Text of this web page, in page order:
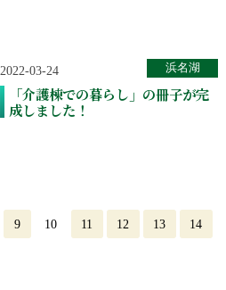
2022-03-24
「介護棟での暮らし」の冊子が完
成しました！
浜名湖
9 10 11 12 13 14